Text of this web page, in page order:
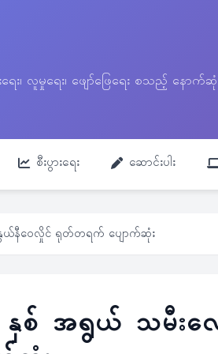
းရေး၊ လူမှုရေး၊ ဖျော်ဖြေရေး စသ
စီးပွားရေး ဆောင်းပါး
ယ်နီဝေလှိုင် ရုတ်တရက် ပျောက်ဆုံး
နှစ် အရွယ် သမီးလ